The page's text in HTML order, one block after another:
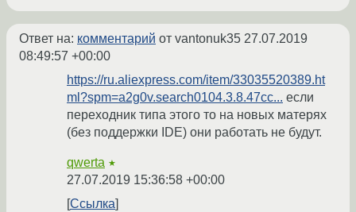
Ответ на: комментарий от vantonuk35 27.07.2019
08:49:57 +00:00
https://ru.aliexpress.com/item/33035520389.ht
ml?spm=a2g0v.search0104.3.8.47cc... если
переходник типа этого то на новых матерях
(без поддержки IDE) они работать не будут.
qwerta ★
27.07.2019 15:36:58 +00:00
Ссылка